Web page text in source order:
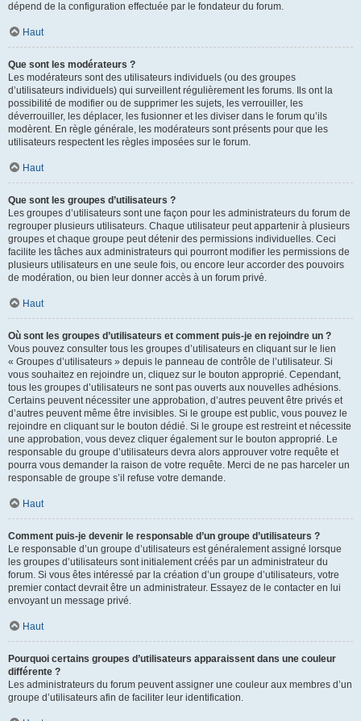
dépend de la configuration effectuée par le fondateur du forum.
Haut
Que sont les modérateurs ?
Les modérateurs sont des utilisateurs individuels (ou des groupes
d’utilisateurs individuels) qui surveillent régulièrement les forums. Ils ont la
possibilité de modifier ou de supprimer les sujets, les verrouiller, les
déverrouiller, les déplacer, les fusionner et les diviser dans le forum qu’ils
modèrent. En règle générale, les modérateurs sont présents pour que les
utilisateurs respectent les règles imposées sur le forum.
Haut
Que sont les groupes d’utilisateurs ?
Les groupes d’utilisateurs sont une façon pour les administrateurs du forum de
regrouper plusieurs utilisateurs. Chaque utilisateur peut appartenir à plusieurs
groupes et chaque groupe peut détenir des permissions individuelles. Ceci
facilite les tâches aux administrateurs qui pourront modifier les permissions de
plusieurs utilisateurs en une seule fois, ou encore leur accorder des pouvoirs
de modération, ou bien leur donner accès à un forum privé.
Haut
Où sont les groupes d’utilisateurs et comment puis-je en rejoindre un ?
Vous pouvez consulter tous les groupes d’utilisateurs en cliquant sur le lien
« Groupes d’utilisateurs » depuis le panneau de contrôle de l’utilisateur. Si
vous souhaitez en rejoindre un, cliquez sur le bouton approprié. Cependant,
tous les groupes d’utilisateurs ne sont pas ouverts aux nouvelles adhésions.
Certains peuvent nécessiter une approbation, d’autres peuvent être privés et
d’autres peuvent même être invisibles. Si le groupe est public, vous pouvez le
rejoindre en cliquant sur le bouton dédié. Si le groupe est restreint et nécessite
une approbation, vous devez cliquer également sur le bouton approprié. Le
responsable du groupe d’utilisateurs devra alors approuver votre requête et
pourra vous demander la raison de votre requête. Merci de ne pas harceler un
responsable de groupe s’il refuse votre demande.
Haut
Comment puis-je devenir le responsable d’un groupe d’utilisateurs ?
Le responsable d’un groupe d’utilisateurs est généralement assigné lorsque
les groupes d’utilisateurs sont initialement créés par un administrateur du
forum. Si vous êtes intéressé par la création d’un groupe d’utilisateurs, votre
premier contact devrait être un administrateur. Essayez de le contacter en lui
envoyant un message privé.
Haut
Pourquoi certains groupes d’utilisateurs apparaissent dans une couleur
différente ?
Les administrateurs du forum peuvent assigner une couleur aux membres d’un
groupe d’utilisateurs afin de faciliter leur identification.